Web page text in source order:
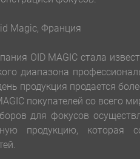
Magic, Франция
OID MAGIC стала
диапазона
продукция продается
покупателей со всего
для фокусов
продукцию, которая